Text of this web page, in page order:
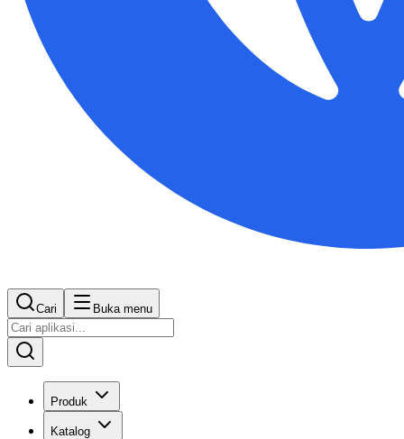
Cari Buka menu
Produk
Katalog